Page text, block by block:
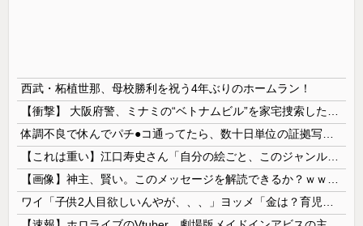
西武・柘植世那、母校勝利を祝う4年ぶりのホームラン！